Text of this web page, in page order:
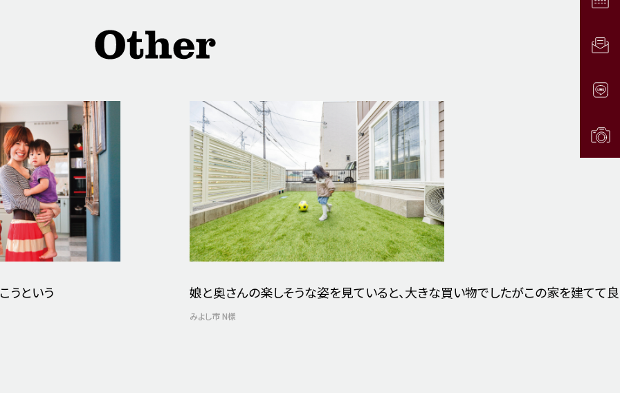
うという 娘と奥さんの楽しそうな姿を見ていると、大きな買い物でしたがこの家を建てて良
みよし市 N様